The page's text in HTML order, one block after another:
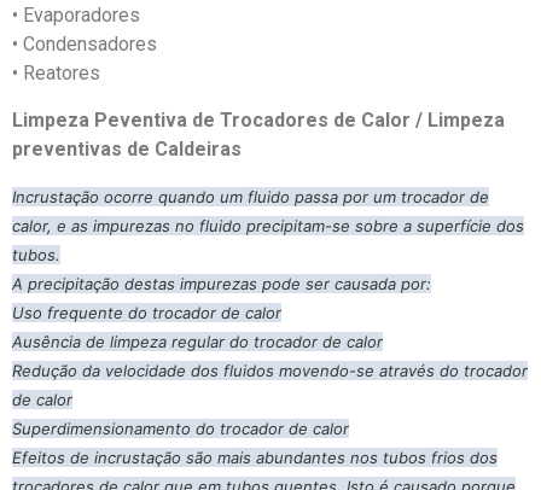
• Evaporadores
• Condensadores
• Reatores
Limpeza Peventiva de Trocadores de Calor / Limpeza
preventivas de Caldeiras
Incrustação ocorre quando um fluido passa por um trocador de
calor, e as impurezas no fluido precipitam-se sobre a superfície dos
tubos.
A precipitação destas impurezas pode ser causada por:
Uso frequente do trocador de calor
Ausência de limpeza regular do trocador de calor
Redução da velocidade dos fluidos movendo-se através do trocador
de calor
Superdimensionamento do trocador de calor
Efeitos de incrustação são mais abundantes nos tubos frios dos